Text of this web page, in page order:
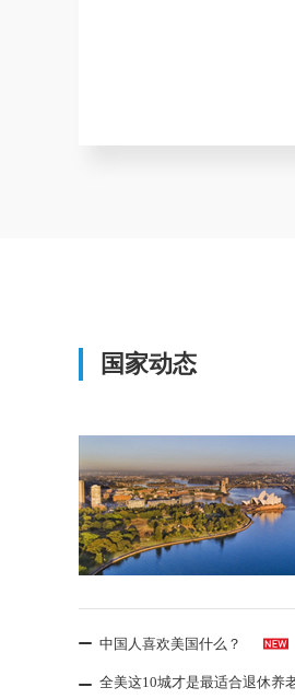
国家动态
中国人喜欢美国什么？
全美这10城才是最适合退休养
卡、各项福利
多了一个他国的
申请移
可以，申
等。
获得绿
获得绿卡